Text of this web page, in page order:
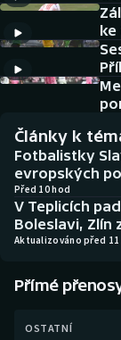
Americký
Baseball a
Biatlon
Boby a skeleton
Box
Curling
Dostihy
Historické
Aplikace ČT
AZ kvíz
ke
Články k
Fotbalistky
evropských
Před 10 hod
V Teplicích
Boleslavi, Zlín
Aktualizováno před 11
Přímé
OSTATNÍ